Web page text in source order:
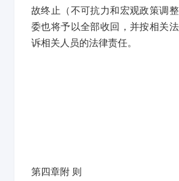
故终止（不可抗力和宏观政策调
委也将予以全部收回，并按相关
诉相关人员的法律责任。
第四章附 则